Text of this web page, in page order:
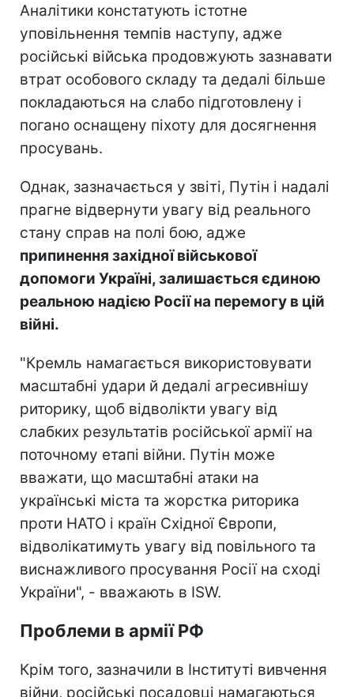
Аналітики констатують істотне
уповільнення темпів наступу, адже
російські війська продовжують зазнавати
втрат особового складу та дедалі більше
покладаються на слабо підготовлену і
погано оснащену піхоту для досягнення
просувань.
Однак, зазначається у звіті, Путін і надалі
прагне відвернути увагу від реального
стану справ на полі бою, адже
припинення західної військової
допомоги Україні, залишається єдиною
реальною надією Росії на перемогу в цій
війні.
"Кремль намагається використовувати
масштабні удари й дедалі агресивнішу
риторику, щоб відволікти увагу від
слабких результатів російської армії на
поточному етапі війни. Путін може
вважати, що масштабні атаки на
українські міста та жорстка риторика
проти НАТО і країн Східної Європи,
відволікатимуть увагу від повільного та
виснажливого просування Росії на сході
України", - вважають в ISW.
Проблеми в армії РФ
Крім того, зазначили в Інституті вивчення
війни, російські посадовці намагаються